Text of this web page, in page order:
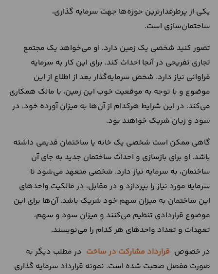
یکی از پرطرفدارترین حوزه‌ها جهت سرمایه‌ گذاری،
ساختمان‌سازی است.
تصور کنید شخصی یک زمین دارد. او می‌خواهد یک مجتمع
تجاری تفریحی در آنجا احداث کند. برای این کار به سرمایه
فراوانی نیاز دارد. شخص سرمایه‌گذار بعد از اطلاع از این
موضوع و با توجه به موقعیت خوب این زمین، با مالک همکاری
می‌کند. در این شرایط هرکدام از آن‌ها به میزان آورده خود، در
سود و زیان شریک خواهند بود.
گاهی ممکن است شخصی یک خانه یا ساختمان قدیمی داشته
باشد. او برای بازسازی و احداث ساختمان جدید به‌ جای آن
ساختمان، به سرمایه نیاز دارد. شخصی متعهد می‌شود تا
سرمایه مورد نیاز را بپردازد و در مقابل، در مالکیت واحدهای
این ساختمان به میزان سهم خود شریک باشد. آن‌ها برای این
موضوع قراردادی تنظیم می‌کنند و میزان سود و سهم،
تعهدات و تعداد واحدهای هر کدام را می‌نویسند.
در خصوص قرارداد مشارکت در ساخت در مطلب دیگر به
صورت مفصل صحبت شده است. نمونه قرارداد سرمایه گذاری